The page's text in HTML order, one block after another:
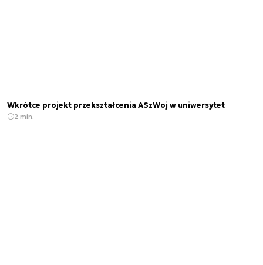
Wkrótce projekt przekształcenia ASzWoj w uniwersytet
2 min.